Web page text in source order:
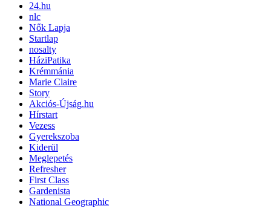
24.hu
nlc
Nők Lapja
Startlap
nosalty
HáziPatika
Krémmánia
Marie Claire
Story
Akciós-Újság.hu
Hírstart
Vezess
Gyerekszoba
Kiderül
Meglepetés
Refresher
First Class
Gardenista
National Geographic